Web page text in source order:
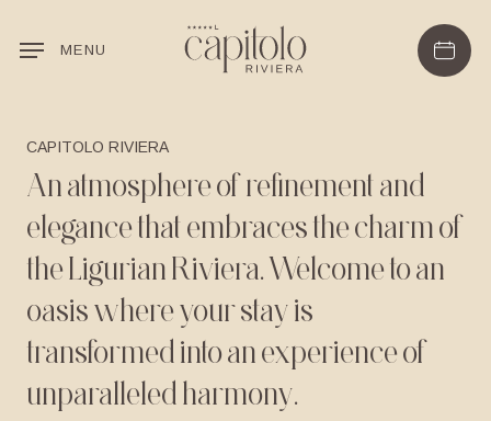
MENU
CAPITOLO RIVIERA
Anatmosphereofrefinementand
elegancethatembracesthecharmof
theLigurianRiviera.Welcometoan
oasiswhereyourstayis
transformed intoanexperienceof
unparalleled harmony.